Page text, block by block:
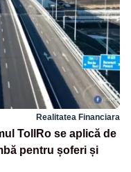
Realitatea Financiara
TollRo se aplică de
pentru șoferi și